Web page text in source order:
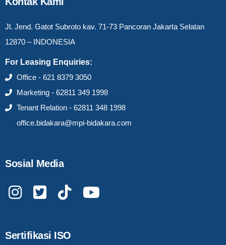
Jl. Jend. Gatot Subroto kav. 71-73 Pancoran Jakarta Selatan
12870 – INDONESIA
For Leasing Enquiries:
Office - 621 8379 3050
Marketing - 62811 349 1998
Tenant Relation - 62811 348 1998
office.bidakara@mpi-bidakara.com
Sosial Media
Sertifikasi ISO